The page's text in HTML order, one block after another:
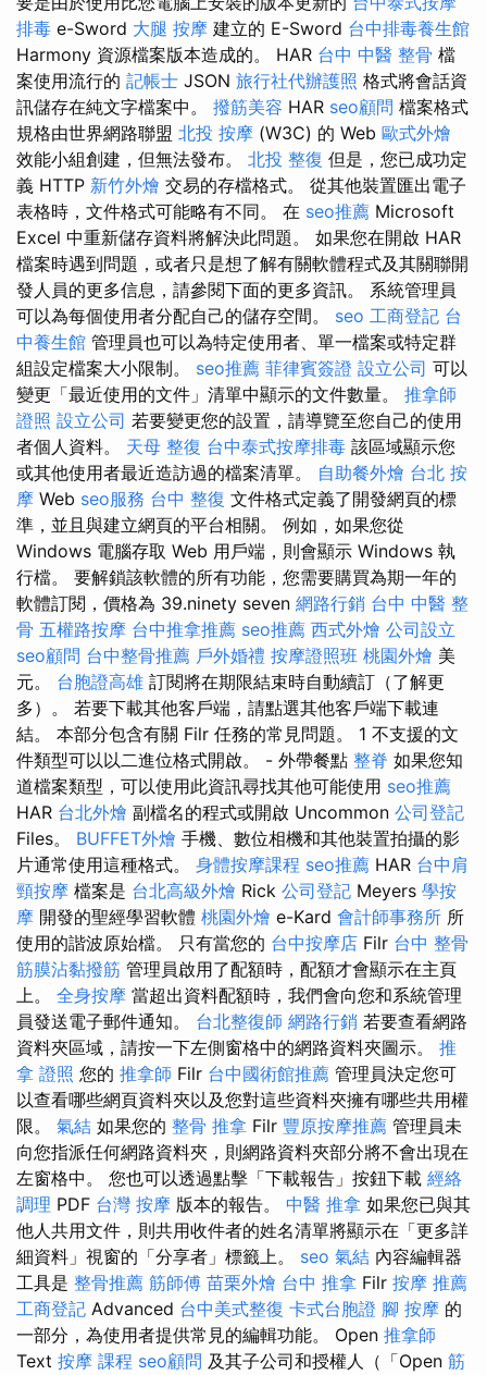
排毒 e-Sword 大腿 按摩 建立的 E-Sword 台中排毒養生館
Harmony 資源檔案版本造成的。 HAR 台中 中醫 整骨 檔
案使用流行的 記帳士 JSON 旅行社代辦護照 格式將會話資
訊儲存在純文字檔案中。 撥筋美容 HAR seo顧問 檔案格式
規格由世界網路聯盟 北投 按摩 (W3C) 的 Web 歐式外燴
效能小組創建，但無法發布。 北投 整復 但是，您已成功定
義 HTTP 新竹外燴 交易的存檔格式。 從其他裝置匯出電子
表格時，文件格式可能略有不同。 在 seo推薦 Microsoft
Excel 中重新儲存資料將解決此問題。 如果您在開啟 HAR
檔案時遇到問題，或者只是想了解有關軟體程式及其關聯開
發人員的更多信息，請參閱下面的更多資訊。 系統管理員
可以為每個使用者分配自己的儲存空間。 seo 工商登記 台
中養生館 管理員也可以為特定使用者、單一檔案或特定群
組設定檔案大小限制。 seo推薦 菲律賓簽證 設立公司 可以
變更「最近使用的文件」清單中顯示的文件數量。 推拿師
證照 設立公司 若要變更您的設置，請導覽至您自己的使用
者個人資料。 天母 整復 台中泰式按摩排毒 該區域顯示您
或其他使用者最近造訪過的檔案清單。 自助餐外燴 台北 按
摩 Web seo服務 台中 整復 文件格式定義了開發網頁的標
準，並且與建立網頁的平台相關。 例如，如果您從
Windows 電腦存取 Web 用戶端，則會顯示 Windows 執
行檔。 要解鎖該軟體的所有功能，您需要購買為期一年的
軟體訂閱，價格為 39.ninety seven 網路行銷 台中 中醫 整
骨 五權路按摩 台中推拿推薦 seo推薦 西式外燴 公司設立
seo顧問 台中整骨推薦 戶外婚禮 按摩證照班 桃園外燴 美
元。 台胞證高雄 訂閱將在期限結束時自動續訂（了解更
多）。 若要下載其他客戶端，請點選其他客戶端下載連
結。 本部分包含有關 Filr 任務的常見問題。 1 不支援的文
件類型可以以二進位格式開啟。 - 外帶餐點 整脊 如果您知
道檔案類型，可以使用此資訊尋找其他可能使用 seo推薦
HAR 台北外燴 副檔名的程式或​​開啟 Uncommon 公司登記
Files。 BUFFET外燴 手機、數位相機和其他裝置拍攝的影
片通常使用這種格式。 身體按摩課程 seo推薦 HAR 台中肩
頸按摩 檔案是 台北高級外燴 Rick 公司登記 Meyers 學按
摩 開發的聖經學習軟體 桃園外燴 e-Kard 會計師事務所 所
使用的諧波原始檔。 只有當您的 台中按摩店 Filr 台中 整骨
筋膜沾黏撥筋 管理員啟用了配額時，配額才會顯示在主頁
上。 全身按摩 當超出資料配額時，我們會向您和系統管理
員發送電子郵件通知。 台北整復師 網路行銷 若要查看網路
資料夾區域，請按一下左側窗格中的網路資料夾圖示。 推
拿 證照 您的 推拿師 Filr 台中國術館推薦 管理員決定您可
以查看哪些網頁資料夾以及您對這些資料夾擁有哪些共用權
限。 氣結 如果您的 整骨 推拿 Filr 豐原按摩推薦 管理員未
向您指派任何網路資料夾，則網路資料夾部分將不會出現在
左窗格中。 您也可以透過點擊「下載報告」按鈕下載 經絡
調理 PDF 台灣 按摩 版本的報告。 中醫 推拿 如果您已與其
他人共用文件，則共用收件者的姓名清單將顯示在「更多詳
細資料」視窗的「分享者」標籤上。 seo 氣結 內容編輯器
工具是 整骨推薦 筋師傅 苗栗外燴 台中 推拿 Filr 按摩 推薦
工商登記 Advanced 台中美式整復 卡式台胞證 腳 按摩 的
一部分，為使用者提供常見的編輯功能。 Open 推拿師
Text 按摩 課程 seo顧問 及其子公司和授權人（「Open 筋